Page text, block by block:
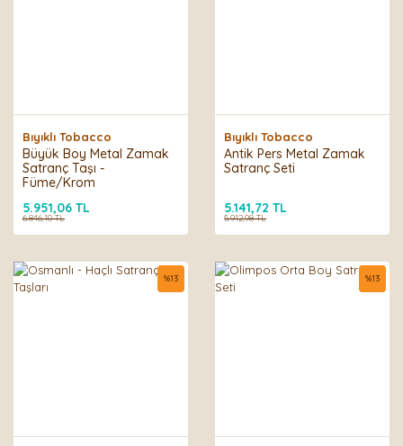
Bıyıklı Tobacco
Büyük Boy Metal Zamak
Satranç Taşı -
Füme/Krom
5.951,06 TL
6.846,10 TL
Bıyıklı Tobacco
Antik Pers Metal Zamak
Satranç Seti
5.141,72 TL
5.912,98 TL
%13 %13